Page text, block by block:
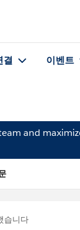
결 이벤트
and
습니다